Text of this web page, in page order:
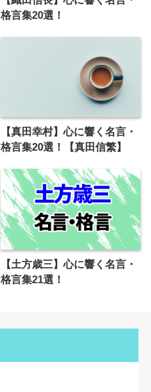
格言集20選！
【真田幸村】心に響く名言・
格言集20選！【真田信繁】
【土方歳三】心に響く名言・
格言集21選！